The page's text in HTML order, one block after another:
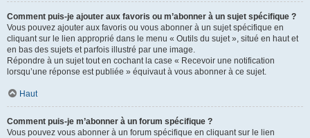
Comment puis-je ajouter aux favoris ou m’abonner à un sujet spécifique ?
Vous pouvez ajouter aux favoris ou vous abonner à un sujet spécifique en
cliquant sur le lien approprié dans le menu « Outils du sujet », situé en haut et
en bas des sujets et parfois illustré par une image.
Répondre à un sujet tout en cochant la case « Recevoir une notification
lorsqu’une réponse est publiée » équivaut à vous abonner à ce sujet.
Haut
Comment puis-je m’abonner à un forum spécifique ?
Vous pouvez vous abonner à un forum spécifique en cliquant sur le lien